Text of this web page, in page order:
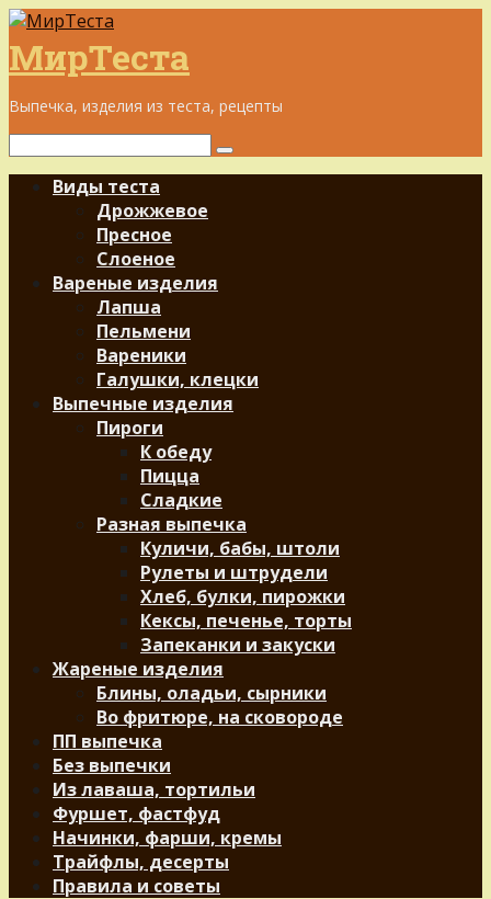
Перейти
к
контенту
МирТеста
Выпечка, изделия из теста, рецепты
Поиск:
Виды теста
Дрожжевое
Пресное
Слоеное
Вареные изделия
Лапша
Пельмени
Вареники
Галушки, клецки
Выпечные изделия
Пироги
К обеду
Пицца
Сладкие
Разная выпечка
Куличи, бабы, штоли
Рулеты и штрудели
Хлеб, булки, пирожки
Кексы, печенье, торты
Запеканки и закуски
Жареные изделия
Блины, оладьи, сырники
Во фритюре, на сковороде
ПП выпечка
Без выпечки
Из лаваша, тортильи
Фуршет, фастфуд
Начинки, фарши, кремы
Трайфлы, десерты
Правила и советы